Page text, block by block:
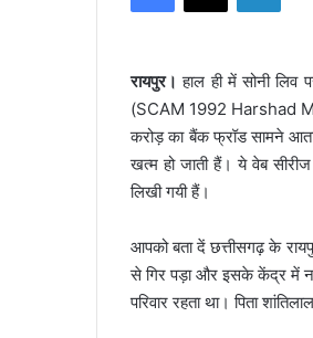
रायपुर। हाल ही में सोनी लिव
(SCAM 1992 Harshad
करोड़ का बैंक फ्रॉड सामने
खत्म हो जाती हैं। ये वेब
लिखी गयी हैं।
आपको बता दें छत्तीसगढ़ के
से गिर पड़ा और इसके केंद्र में
परिवार रहता था। पिता